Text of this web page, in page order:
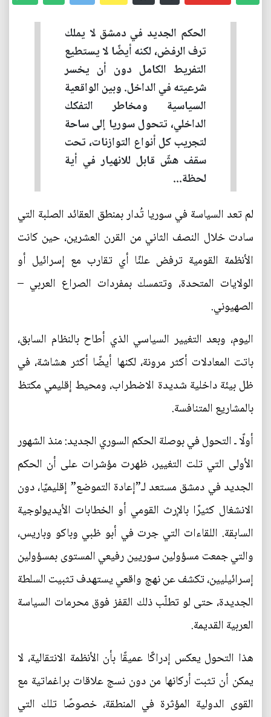
الحكم الجديد في دمشق لا يملك
ترف الرفض، لكنه أيضًا لا يستطيع
التفريط الكامل دون أن يخسر
شرعيته في الداخل. وبين الواقعية
السياسية ومخاطر التفكك
الداخلي، تتحول سوريا إلى ساحة
لتجريب كل أنواع التوازنات، تحت
سقف هشّ قابل للانهيار في أية
لحظة...
لم تعد السياسة في سوريا تُدار بمنطق العقائد الصلبة التي
سادت خلال النصف الثاني من القرن العشرين، حين كانت
الأنظمة القومية ترفض علنًا أي تقارب مع إسرائيل أو
الولايات المتحدة، وتتمسك بمفردات الصراع العربي –
الصهيوني.
اليوم، وبعد التغيير السياسي الذي أطاح بالنظام السابق،
باتت المعادلات أكثر مرونة، لكنها أيضًا أكثر هشاشة، في
ظل بيئة داخلية شديدة الاضطراب، ومحيط إقليمي مكتظ
بالمشاريع المتنافسة.
أولًا ـ التحول في بوصلة الحكم السوري الجديد: منذ الشهور
الأولى التي تلت التغيير، ظهرت مؤشرات على أن الحكم
الجديد في دمشق مستعد لـ”إعادة التموضع” إقليميًا، دون
الانشغال كثيرًا بالإرث القومي أو الخطابات الأيديولوجية
السابقة. اللقاءات التي جرت في أبو ظبي وباكو وباريس،
والتي جمعت مسؤولين سوريين رفيعي المستوى بمسؤولين
إسرائيليين، تكشف عن نهج واقعي يستهدف تثبيت السلطة
الجديدة، حتى لو تطلّب ذلك القفز فوق محرمات السياسة
العربية القديمة.
هذا التحول يعكس إدراكًا عميقًا بأن الأنظمة الانتقالية، لا
يمكن أن تثبت أركانها من دون نسج علاقات براغماتية مع
القوى الدولية المؤثرة في المنطقة، خصوصًا تلك التي